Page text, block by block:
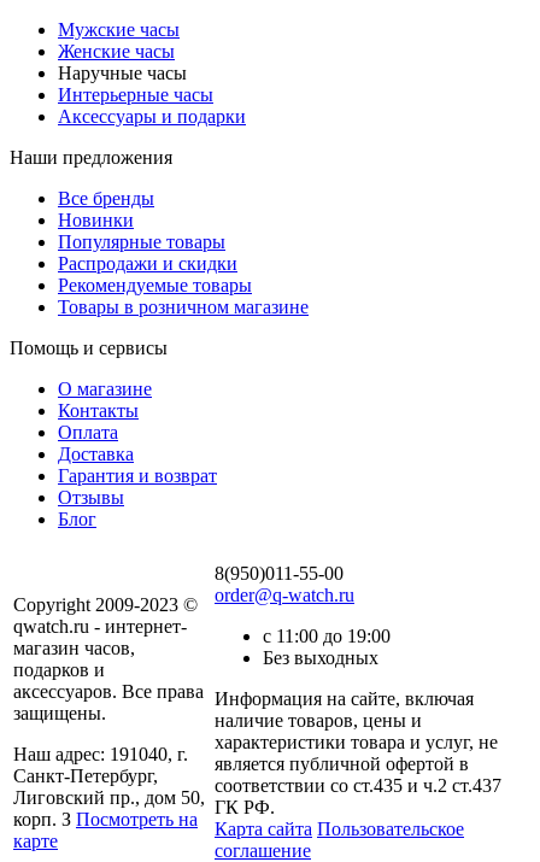
Мужские часы
Женские часы
Наручные часы
Интерьерные часы
Аксессуары и подарки
Наши предложения
Все бренды
Новинки
Популярные товары
Распродажи и скидки
Рекомендуемые товары
Товары в розничном магазине
Помощь и сервисы
О магазине
Контакты
Оплата
Доставка
Гарантия и возврат
Отзывы
Блог
Copyright 2009-2023 ©
qwatch.ru - интернет-
магазин часов,
подарков и
аксессуаров. Все права
защищены.
Наш адрес: 191040, г.
Санкт-Петербург,
Лиговский пр., дом 50,
корп. З Посмотреть на
карте
8(950)011-55-00
order@q-watch.ru
с 11:00 до 19:00
Без выходных
Информация на сайте, включая
наличие товаров, цены и
характеристики товара и услуг, не
является публичной офертой в
соответствии со ст.435 и ч.2 ст.437
ГК РФ.
Карта сайта Пользовательское
соглашение